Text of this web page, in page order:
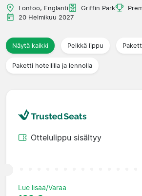
Liigat
Matkatoimistoja
Lontoo, Englanti Griffin Park
20 Helmikuu 2027
Näytä kaikki Pelkkä lippu
Paketti hotellilla ja lennolla
Ottelulippu sisältyy
Lue lisää/Varaa